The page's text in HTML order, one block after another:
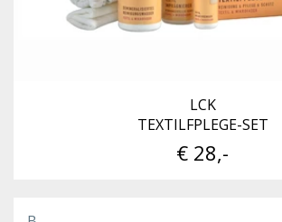
LCK
TEXTILFPLEGE-SET
€ 28,-